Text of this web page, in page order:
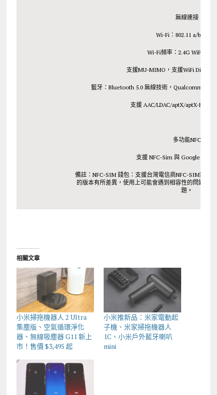
無線連接
Wi-Fi：802.11 a/b/g/n/
Wi-Fi頻率：2.4G WiFi | 5G
支援MU-MIMO，支援WiFi Direct
藍牙：Bluetooth 5.0 無線技術，Qualcomm®
支援 AAC/LDAC/aptX/aptX-HD/
多功能NFC
支援 NFC-Sim 與 Google
備註：NFC-SIM 錢包：支援台灣電信商NFC-SIM錢包
的版本有所差異，使用上可能會遇到相容性的問題，
題。
相關文章
小米掃拖機器人 2 Ultra
集塵版、空氣循環淨化
器、無線吸塵器 G11 新上
市！售價 $3,495 起
小米推新品：米家電動起
子機、米家掃拖機器人
1C、小米戶外藍牙喇叭
mini